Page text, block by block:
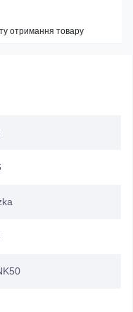
отримання товару